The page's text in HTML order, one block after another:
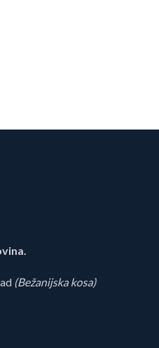
(Bežanijska kosa)